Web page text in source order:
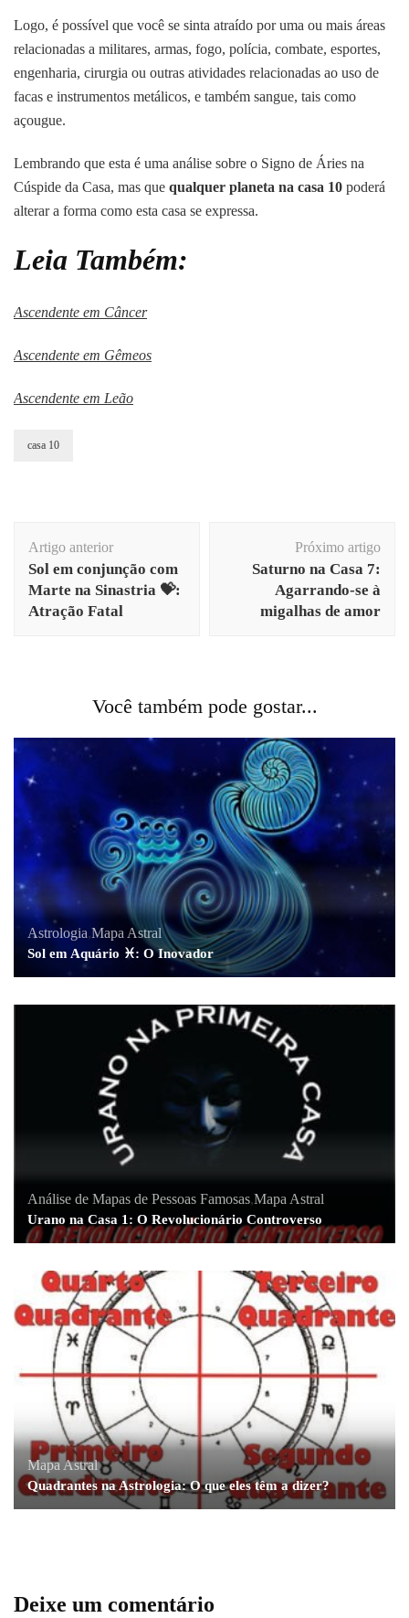
Logo, é possível que você se sinta atraído por uma ou mais áreas
relacionadas a militares, armas, fogo, polícia, combate, esportes,
engenharia, cirurgia ou outras atividades relacionadas ao uso de
facas e instrumentos metálicos, e também sangue, tais como
açougue.
Lembrando que esta é uma análise sobre o Signo de Áries na
Cúspide da Casa, mas que qualquer planeta na casa 10 poderá
alterar a forma como esta casa se expressa.
Leia Também:
Ascendente em Câncer
Ascendente em Gêmeos
Ascendente em Leão
casa 10
de
post
Artigo anterior
Sol em conjunção com
Marte na Sinastria 💝:
Atração Fatal
Próximo artigo
Saturno na Casa 7:
Agarrando-se à
migalhas de amor
Você também pode gostar...
Astrologia,Mapa Astral
Sol em Aquário ♓: O Inovador
Análise de Mapas de Pessoas Famosas,Mapa Astral
Urano na Casa 1: O Revolucionário Controverso
Mapa Astral
Quadrantes na Astrologia: O que eles têm a dizer?
Deixe um comentário